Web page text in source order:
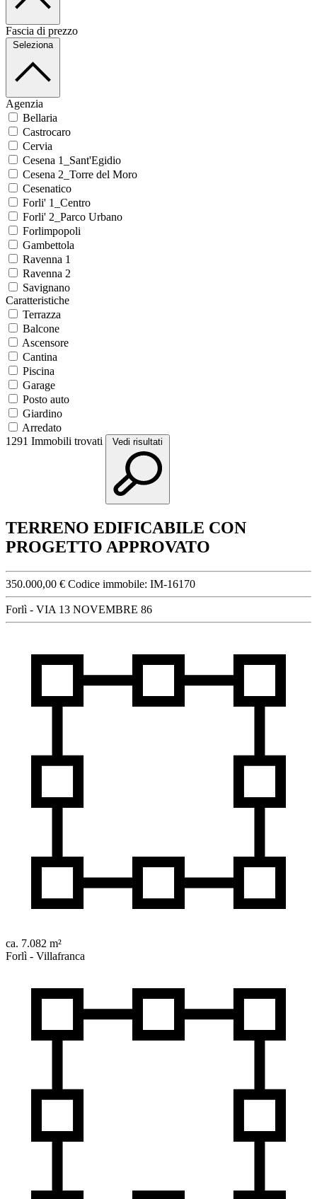
Fascia di prezzo
Seleziona
Agenzia
Bellaria
Castrocaro
Cervia
Cesena 1_Sant'Egidio
Cesena 2_Torre del Moro
Cesenatico
Forli' 1_Centro
Forli' 2_Parco Urbano
Forlimpopoli
Gambettola
Ravenna 1
Ravenna 2
Savignano
Caratteristiche
Terrazza
Balcone
Ascensore
Cantina
Piscina
Garage
Posto auto
Giardino
Arredato
1291 Immobili trovati Vedi risultati
TERRENO EDIFICABILE CON
PROGETTO APPROVATO
350.000,00 € Codice immobile: IM-16170
Forlì - VIA 13 NOVEMBRE 86
ca. 7.082 m²
Forlì - Villafranca